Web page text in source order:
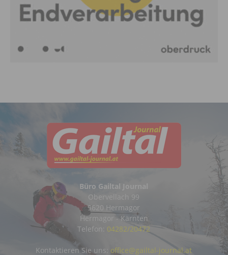
Büro Gailtal Journal
Obervellach 99
9620 Hermagor
Hermagor - Kärnten
Telefon: 04282/20472
Kontaktieren Sie uns: office@gailtal-journal.at